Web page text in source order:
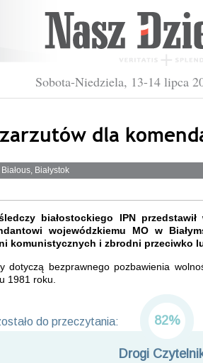
Sobota-Niedziela, 13-14 lipca
dla
Białystok
białostockiego IPN
wojewódzkiemu MO w
komunistycznych i zbrodni przeciwko
dotyczą bezprawnego pozbawienia
1981 roku.
do przeczytania: 82%
Drogi